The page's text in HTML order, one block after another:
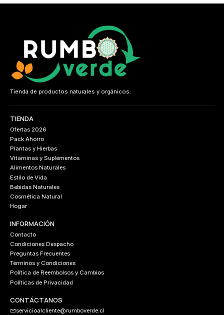
Tienda de productos naturales y orgánicos.
TIENDA
Ofertas 2026
Pack Ahorro
Plantas y Hierbas
Vitaminas y Suplementos
Alimentos Naturales
Estilo de Vida
Bebidas Naturales
Cosmética Natural
Hogar
INFORMACIÓN
Contacto
Condiciones Despacho
Preguntas Frecuentes
Términos y Condiciones
Política de Reembolsos y Cambios
Políticas de Privacidad
CONTÁCTANOS
servicioalcliente@rumboverde.cl